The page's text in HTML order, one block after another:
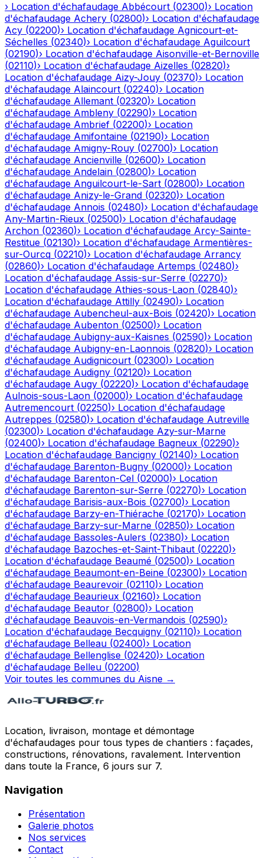
› Location d'échafaudage Abbécourt (02300)› Location
d'échafaudage Achery (02800)› Location d'échafaudage
Acy (02200)› Location d'échafaudage Agnicourt-et-
Séchelles (02340)› Location d'échafaudage Aguilcourt
(02190)› Location d'échafaudage Aisonville-et-Bernoville
(02110)› Location d'échafaudage Aizelles (02820)›
Location d'échafaudage Aizy-Jouy (02370)› Location
d'échafaudage Alaincourt (02240)› Location
d'échafaudage Allemant (02320)› Location
d'échafaudage Ambleny (02290)› Location
d'échafaudage Ambrief (02200)› Location
d'échafaudage Amifontaine (02190)› Location
d'échafaudage Amigny-Rouy (02700)› Location
d'échafaudage Ancienville (02600)› Location
d'échafaudage Andelain (02800)› Location
d'échafaudage Anguilcourt-le-Sart (02800)› Location
d'échafaudage Anizy-le-Grand (02320)› Location
d'échafaudage Annois (02480)› Location d'échafaudage
Any-Martin-Rieux (02500)› Location d'échafaudage
Archon (02360)› Location d'échafaudage Arcy-Sainte-
Restitue (02130)› Location d'échafaudage Armentières-
sur-Ourcq (02210)› Location d'échafaudage Arrancy
(02860)› Location d'échafaudage Artemps (02480)›
Location d'échafaudage Assis-sur-Serre (02270)›
Location d'échafaudage Athies-sous-Laon (02840)›
Location d'échafaudage Attilly (02490)› Location
d'échafaudage Aubencheul-aux-Bois (02420)› Location
d'échafaudage Aubenton (02500)› Location
d'échafaudage Aubigny-aux-Kaisnes (02590)› Location
d'échafaudage Aubigny-en-Laonnois (02820)› Location
d'échafaudage Audignicourt (02300)› Location
d'échafaudage Audigny (02120)› Location
d'échafaudage Augy (02220)› Location d'échafaudage
Aulnois-sous-Laon (02000)› Location d'échafaudage
Autremencourt (02250)› Location d'échafaudage
Autreppes (02580)› Location d'échafaudage Autreville
(02300)› Location d'échafaudage Azy-sur-Marne
(02400)› Location d'échafaudage Bagneux (02290)›
Location d'échafaudage Bancigny (02140)› Location
d'échafaudage Barenton-Bugny (02000)› Location
d'échafaudage Barenton-Cel (02000)› Location
d'échafaudage Barenton-sur-Serre (02270)› Location
d'échafaudage Barisis-aux-Bois (02700)› Location
d'échafaudage Barzy-en-Thiérache (02170)› Location
d'échafaudage Barzy-sur-Marne (02850)› Location
d'échafaudage Bassoles-Aulers (02380)› Location
d'échafaudage Bazoches-et-Saint-Thibaut (02220)›
Location d'échafaudage Beaumé (02500)› Location
d'échafaudage Beaumont-en-Beine (02300)› Location
d'échafaudage Beaurevoir (02110)› Location
d'échafaudage Beaurieux (02160)› Location
d'échafaudage Beautor (02800)› Location
d'échafaudage Beauvois-en-Vermandois (02590)›
Location d'échafaudage Becquigny (02110)› Location
d'échafaudage Belleau (02400)› Location
d'échafaudage Bellenglise (02420)› Location
d'échafaudage Belleu (02200)
Voir toutes les communes du Aisne →
Location, livraison, montage et démontage
d'échafaudages pour tous types de chantiers : façades,
constructions, rénovations, ravalement. Intervention
dans toute la France, 6 jours sur 7.
Navigation
Présentation
Galerie photos
Nos services
Contact